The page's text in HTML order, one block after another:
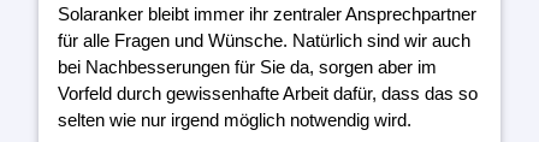
Solaranker bleibt immer ihr zentraler Ansprechpartner
für alle Fragen und Wünsche. Natürlich sind wir auch
bei Nachbesserungen für Sie da, sorgen aber im
Vorfeld durch gewissenhafte Arbeit dafür, dass das so
selten wie nur irgend möglich notwendig wird.